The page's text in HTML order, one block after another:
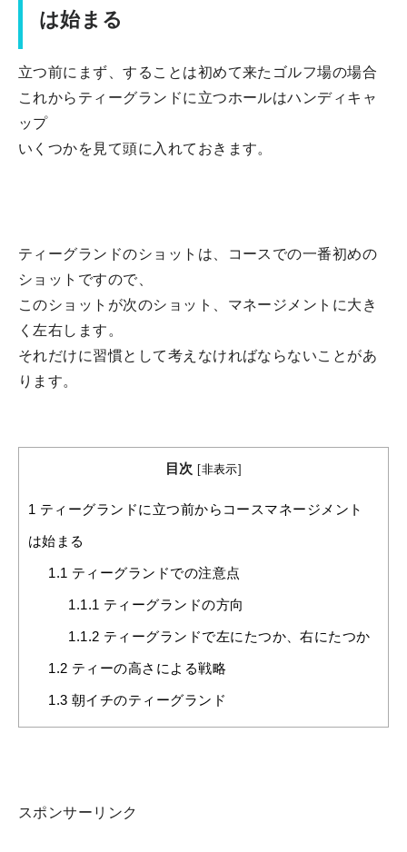
は始まる
立つ前にまず、することは初めて来たゴルフ場の場合
これからティーグランドに立つホールはハンディキャ
ップ
いくつかを見て頭に入れておきます。
ティーグランドのショットは、コースでの一番初めの
ショットですので、
このショットが次のショット、マネージメントに大き
く左右します。
それだけに習慣として考えなければならないことがあ
ります。
目次 [非表示]
1 ティーグランドに立つ前からコースマネージメント
は始まる
1.1 ティーグランドでの注意点
1.1.1 ティーグランドの方向
1.1.2 ティーグランドで左にたつか、右にたつか
1.2 ティーの高さによる戦略
1.3 朝イチのティーグランド
スポンサーリンク